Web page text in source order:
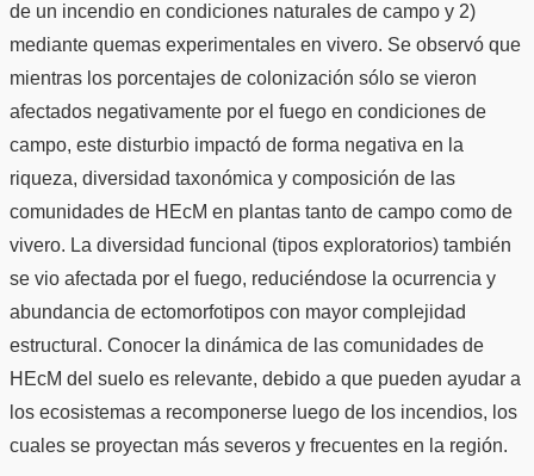
de un incendio en condiciones naturales de campo y 2)
mediante quemas experimentales en vivero. Se observó que
mientras los porcentajes de colonización sólo se vieron
afectados negativamente por el fuego en condiciones de
campo, este disturbio impactó de forma negativa en la
riqueza, diversidad taxonómica y composición de las
comunidades de HEcM en plantas tanto de campo como de
vivero. La diversidad funcional (tipos exploratorios) también
se vio afectada por el fuego, reduciéndose la ocurrencia y
abundancia de ectomorfotipos con mayor complejidad
estructural. Conocer la dinámica de las comunidades de
HEcM del suelo es relevante, debido a que pueden ayudar a
los ecosistemas a recomponerse luego de los incendios, los
cuales se proyectan más severos y frecuentes en la región.